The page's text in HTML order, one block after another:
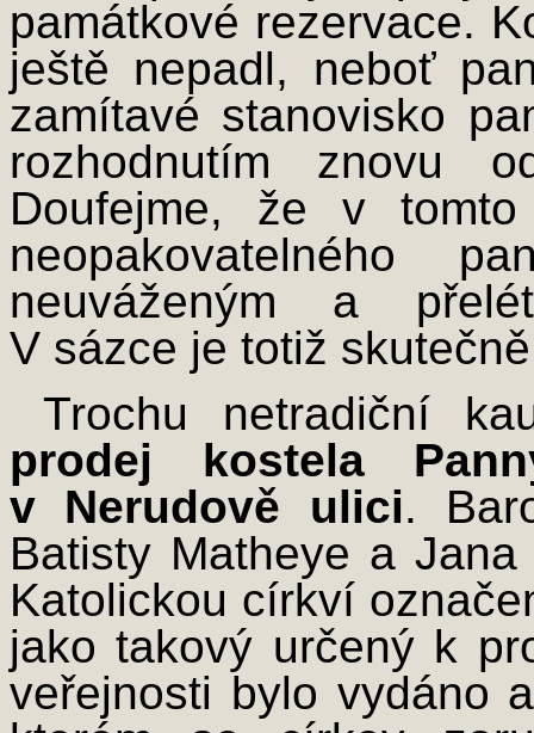
památkové rezervace.
ještě nepadl, neboť
zamítavé stanovisko
rozhodnutím znovu
Doufejme, že v
neopakovatelného
neuváženým a
V sázce je totiž
Trochu netradiční
prodej kostela
v Nerudově ulici.
Batisty Matheye a
Katolickou církví
jako takový určený k
veřejnosti bylo vydáno